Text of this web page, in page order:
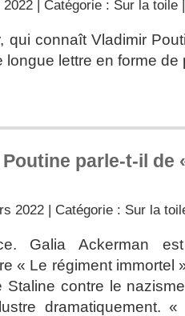
2022 | Catégorie : Sur la toile
qui connaît Vladimir
lettre en forme de
parle-t-il de
2022 | Catégorie : Sur la
Galia Ackerman
« Le régiment immortel
Staline contre le
dramatiquement.